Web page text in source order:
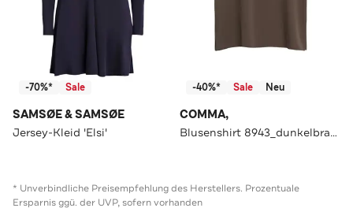
-70%* Sale
SAMSØE & SAMSØE
Jersey-Kleid 'Elsi'
-40%* Sale Neu
COMMA,
Blusenshirt 8943_dunkelbraun
* Unverbindliche Preisempfehlung des Herstellers. Prozentuale
Ersparnis ggü. der UVP, sofern vorhanden